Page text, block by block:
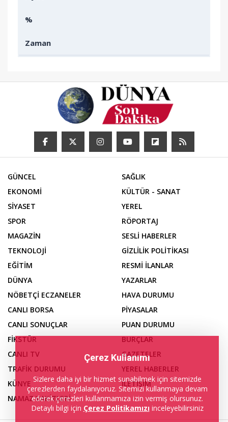
%
Zaman
GÜNCEL
EKONOMİ
SİYASET
SPOR
MAGAZİN
TEKNOLOJİ
EĞİTİM
DÜNYA
SAĞLIK
KÜLTÜR - SANAT
YEREL
RÖPORTAJ
SESLİ HABERLER
GİZLİLİK POLİTİKASI
RESMİ İLANLAR
YAZARLAR
NÖBETÇİ ECZANELER
CANLI BORSA
CANLI SONUÇLAR
FİKSTÜR
CANLI TV
TRAFİK DURUMU
KÜNYE
NAMAZ VAKİTLERİ
HAVA DURUMU
PİYASALAR
PUAN DURUMU
BURÇLAR
GAZETELER
YEREL HABERLER
İLETİŞİM
Çerez Kullanımı
Sizlere daha iyi bir hizmet sunabilmek için sitemizde
çerezlerden faydalanıyoruz. Sitemizi kullanmaya devam
ederek çerezleri kullanmamıza izin vermiş olursunuz.
Detaylı bilgi için Çerez Politikamızıinceleyebilirsiniz